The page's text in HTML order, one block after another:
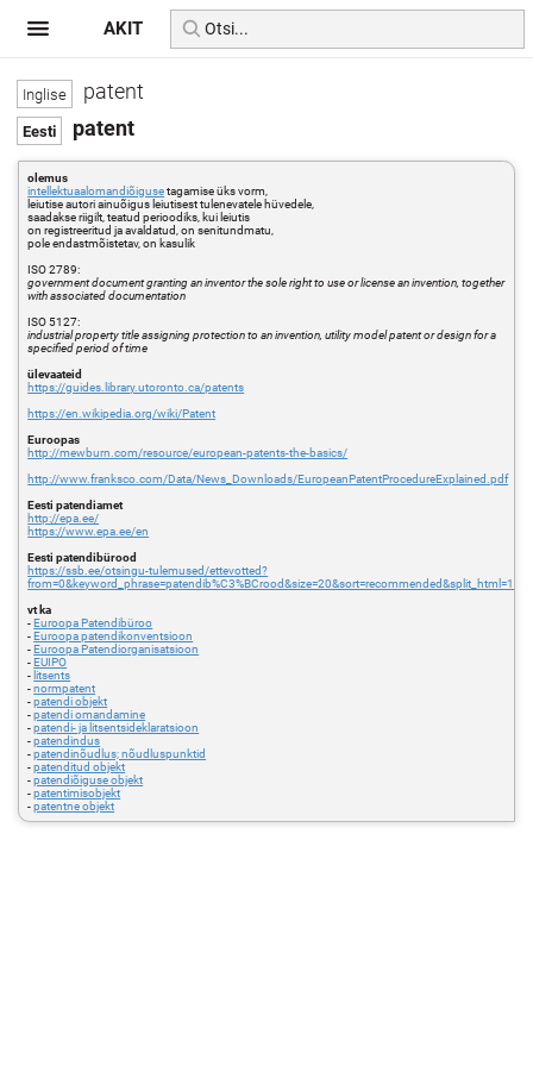
patent
patent
olemus
intellektuaalomandiõigusetagamise üks vorm,
leiutise autori ainuõigus leiutisest tulenevatele hüvedele,
saadakse riigilt, teatud perioodiks, kui leiutis
on registreeritud ja avaldatud, on senitundmatu,
pole endastmõistetav, on kasulik
ISO 2789:
government document granting an inventor the sole right to use or license an invention, together
with associated documentation
ISO 5127:
industrial property title assigning protection to an invention, utility model patent or design for a
specified period of time
ülevaateid
https://guides.library.utoronto.ca/patents
https://en.wikipedia.org/wiki/Patent
Euroopas
http://mewburn.com/resource/european-patents-the-basics/
http://www.franksco.com/Data/News_Downloads/EuropeanPatentProcedureExplained.pdf
Eesti patendiamet
http://epa.ee/
https://www.epa.ee/en
Eesti patendibürood
https://ssb.ee/otsingu-tulemused/ettevotted?
from=0&keyword_phrase=patendib%C3%BCrood&size=20&sort=recommended&split_html=1
vt ka
-Euroopa Patendibüroo
-Euroopa patendikonventsioon
-Euroopa Patendiorganisatsioon
-EUIPO
- litsents
-normpatent
-patendi objekt
-patendi omandamine
-patendi- ja litsentsideklaratsioon
-patendindus
-patendinõudlus; nõudluspunktid
-patenditud objekt
-patendiõiguse objekt
-patentimisobjekt
-patentne objekt
AKIT